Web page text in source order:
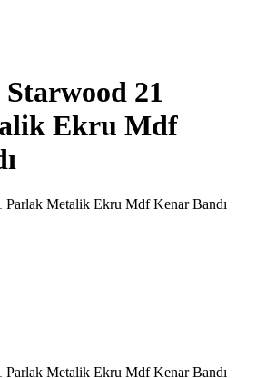
21
Ekru Mdf
Parlak Metalik Ekru Mdf Kenar Bandı
Parlak Metalik Ekru Mdf Kenar Bandı